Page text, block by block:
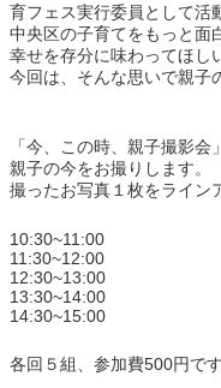
育フェス実行委員として活
中央区の子育てをもっと面
幸せを存分に味わってほし
今回は、そんな思いで親子
「今、この時、親子撮影会」
親子の今をお撮りします。
撮ったお写真１枚をライン
10:30~11:00
11:30~12:00
12:30~13:00
13:30~14:00
14:30~15:00
各回５組、参加費500円です